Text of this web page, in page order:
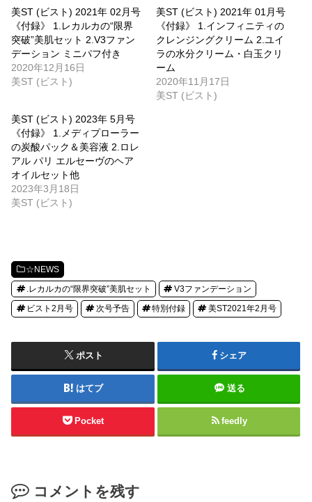
美ST (ビスト) 2021年 02月号
《付録》 1.レカルカの“限界
突破”美肌セット 2.V3ファン
デーション ミニパフ付き
2020年12月16日
美ST (ビスト)
美ST (ビスト) 2021年 01月号
《付録》 1.インフィニティの
クレンジングクリーム 2.ユイ
ラの水分クリーム・白玉クリ
ーム
2020年11月17日
美ST (ビスト)
美ST (ビスト) 2023年 5月号
《付録》 1.メディプローラー
の炭酸パック＆美容液 2.ロレ
アル パリ エルセーヴのヘア
オイルセット他
2023年3月18日
美ST (ビスト)
☆NEWS
.レカルカの“限界突破”美肌セット V3ファンデーション
ビスト2月号 次号予告 特別付録 美ST2021年2月号
ポスト シェア
はてブ 送る
Pocket feedly
コメントを残す